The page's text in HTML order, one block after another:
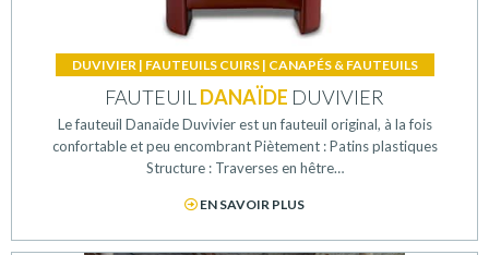
DUVIVIER| FAUTEUILS CUIRS| CANAPÉS & FAUTEUILS
FAUTEUIL DANAÏDE DUVIVIER
Le fauteuil Danaïde Duvivier est un fauteuil original, à la fois
confortable et peu encombrant Piètement : Patins plastiques
Structure : Traverses en hêtre…
EN SAVOIR PLUS